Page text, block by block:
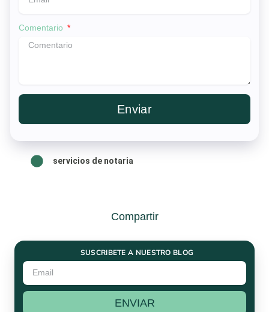
Comentario
Enviar
servicios de notaria
Compartir
SUSCRIBETE A NUESTRO BLOG
ENVIAR